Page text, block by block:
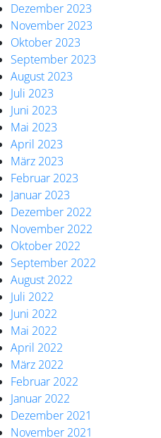
Dezember 2023
November 2023
Oktober 2023
September 2023
August 2023
Juli 2023
Juni 2023
Mai 2023
April 2023
März 2023
Februar 2023
Januar 2023
Dezember 2022
November 2022
Oktober 2022
September 2022
August 2022
Juli 2022
Juni 2022
Mai 2022
April 2022
März 2022
Februar 2022
Januar 2022
Dezember 2021
November 2021